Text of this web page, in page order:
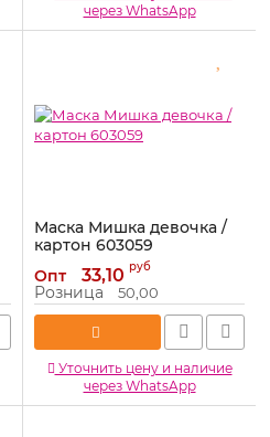
через WhatsApp
Маска Мишка девочка /
картон 603059
Артикул: 603059
Опт 33,10 руб
Розница 50,00
Уточнить цену и наличие
через WhatsApp